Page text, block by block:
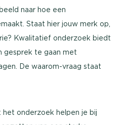
naar hoe een
Staat hier jouw merk op,
Kwalitatief onderzoek biedt
gesprek te gaan met
De waarom-vraag staat
onderzoek helpen je bij